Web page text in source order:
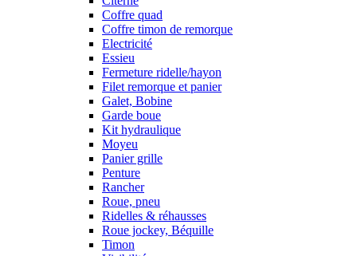
Coffre quad
Coffre timon de remorque
Electricité
Essieu
Fermeture ridelle/hayon
Filet remorque et panier
Galet, Bobine
Garde boue
Kit hydraulique
Moyeu
Panier grille
Penture
Rancher
Roue, pneu
Ridelles & réhausses
Roue jockey, Béquille
Timon